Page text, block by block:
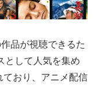
品が視聴できるた
として人気を集め
ており、アニメ配信